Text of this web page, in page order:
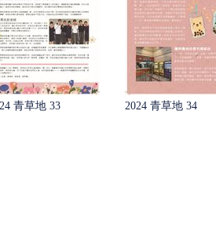
青草地 33 2024 青草地 34